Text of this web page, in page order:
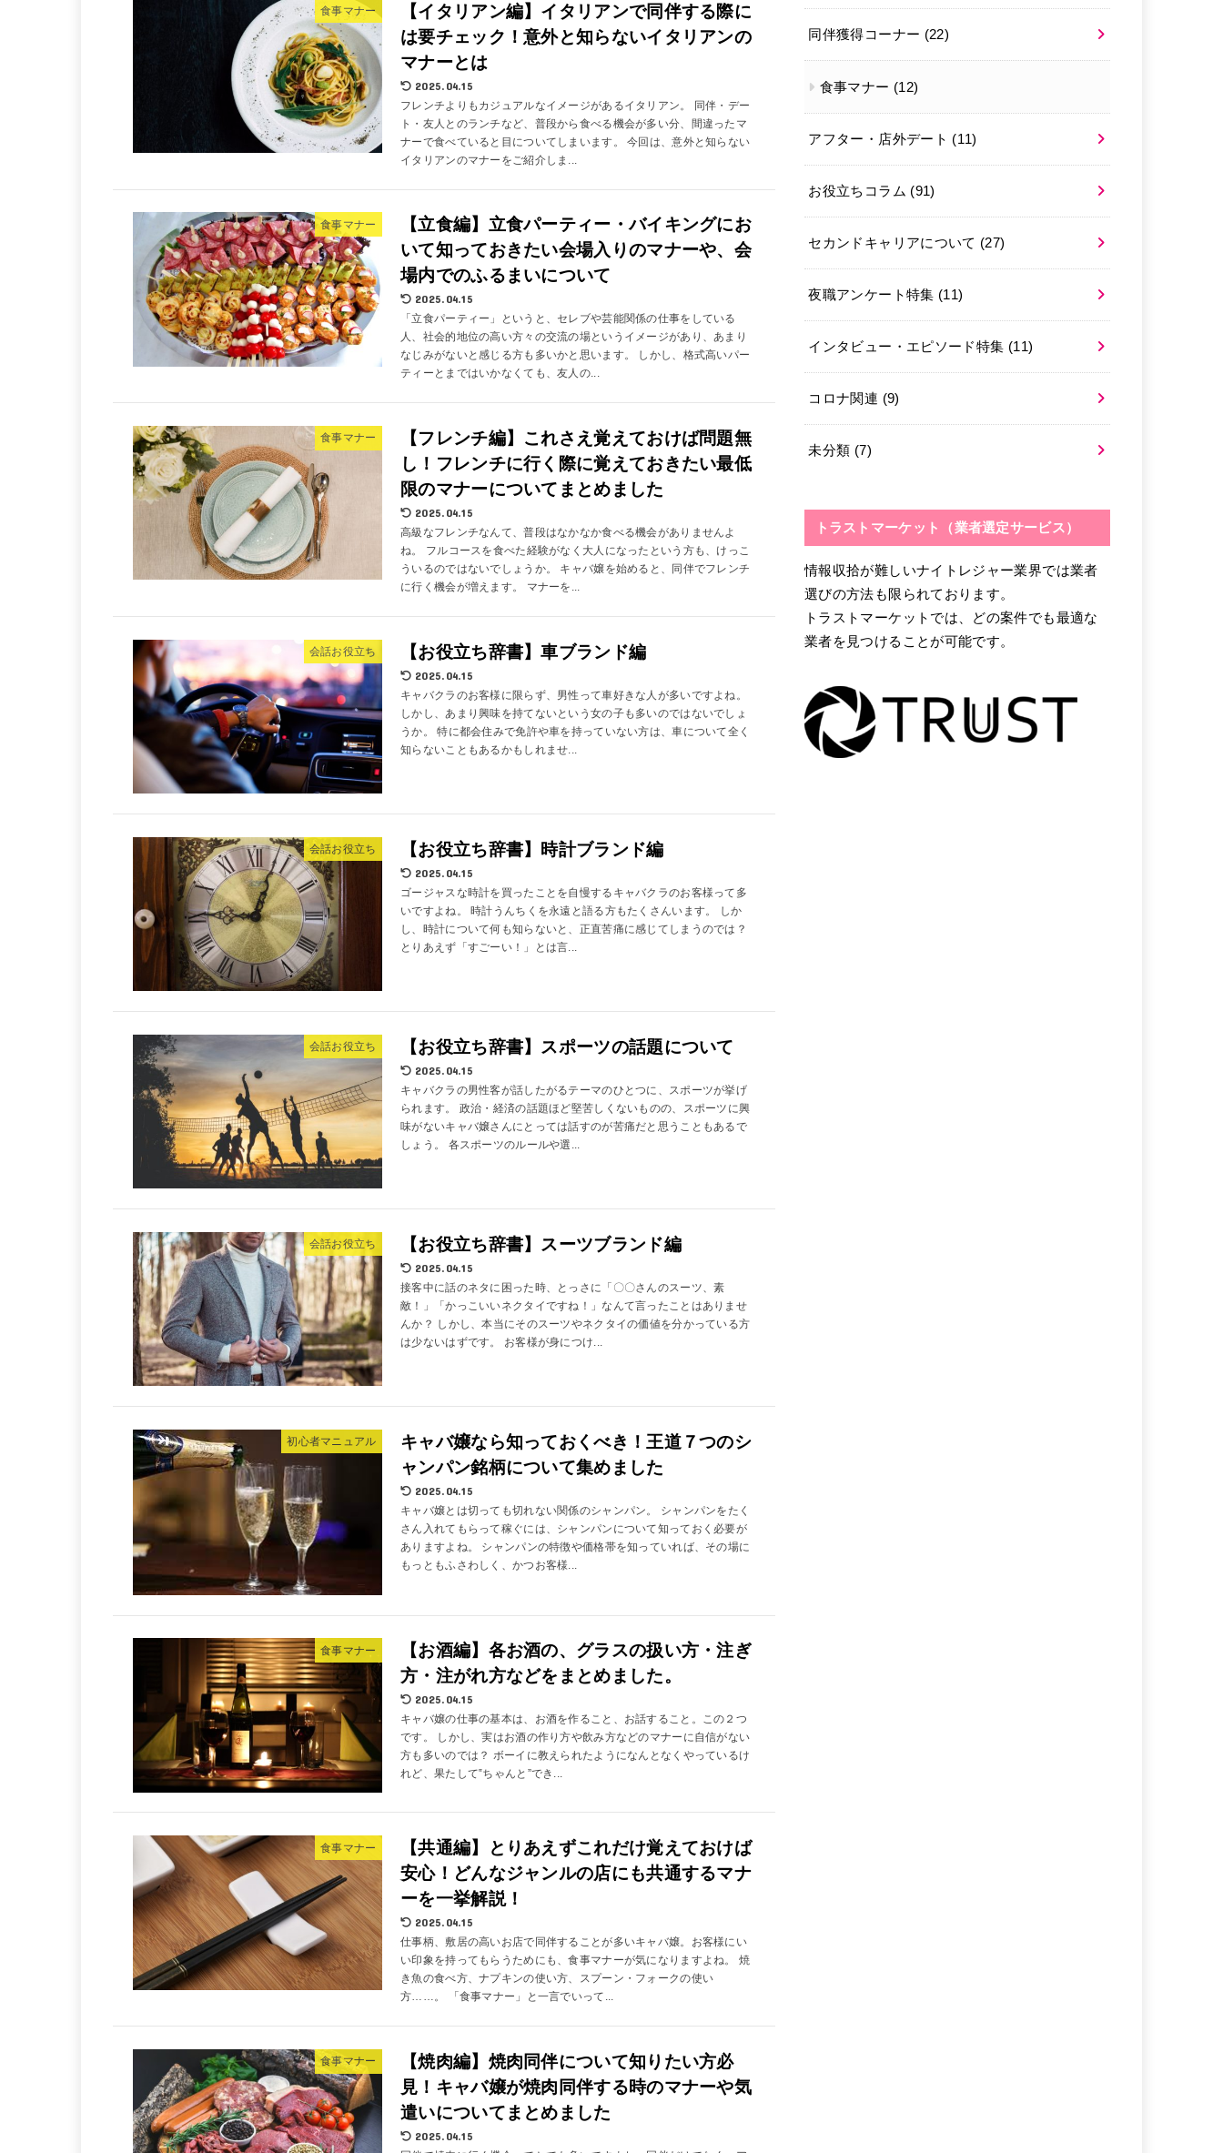
食事マナー
【イタリアン編】イタリアンで同伴する際に
は要チェック！意外と知らないイタリアンの
マナーとは
2025.04.15
フレンチよりもカジュアルなイメージがあるイタリアン。 同伴・デー
ト・友人とのランチなど、普段から食べる機会が多い分、間違ったマ
ナーで食べていると目についてしまいます。 今回は、意外と知らない
イタリアンのマナーをご紹介しま...
食事マナー
【立食編】立食パーティー・バイキングにお
いて知っておきたい会場入りのマナーや、会
場内でのふるまいについて
2025.04.15
「立食パーティー」というと、セレブや芸能関係の仕事をしている
人、社会的地位の高い方々の交流の場というイメージがあり、あまり
なじみがないと感じる方も多いかと思います。 しかし、格式高いパー
ティーとまではいかなくても、友人の...
食事マナー
【フレンチ編】これさえ覚えておけば問題無
し！フレンチに行く際に覚えておきたい最低
限のマナーについてまとめました
2025.04.15
高級なフレンチなんて、普段はなかなか食べる機会がありませんよ
ね。 フルコースを食べた経験がなく大人になったという方も、けっこ
ういるのではないでしょうか。 キャバ嬢を始めると、同伴でフレンチ
に行く機会が増えます。 マナーを...
会話お役立ち 【お役立ち辞書】車ブランド編
2025.04.15
キャバクラのお客様に限らず、男性って車好きな人が多いですよね。
しかし、あまり興味を持てないという女の子も多いのではないでしょ
うか。 特に都会住みで免許や車を持っていない方は、車について全く
知らないこともあるかもしれませ...
会話お役立ち 【お役立ち辞書】時計ブランド編
2025.04.15
ゴージャスな時計を買ったことを自慢するキャバクラのお客様って多
いですよね。 時計うんちくを永遠と語る方もたくさんいます。 しか
し、時計について何も知らないと、正直苦痛に感じてしまうのでは？
とりあえず「すごーい！」とは言...
会話お役立ち 【お役立ち辞書】スポーツの話題について
2025.04.15
キャバクラの男性客が話したがるテーマのひとつに、スポーツが挙げ
られます。 政治・経済の話題ほど堅苦しくないものの、スポーツに興
味がないキャバ嬢さんにとっては話すのが苦痛だと思うこともあるで
しょう。 各スポーツのルールや選...
会話お役立ち 【お役立ち辞書】スーツブランド編
2025.04.15
接客中に話のネタに困った時、とっさに「〇〇さんのスーツ、素
敵！」「かっこいいネクタイですね！」なんて言ったことはありませ
んか？ しかし、本当にそのスーツやネクタイの価値を分かっている方
は少ないはずです。 お客様が身につけ...
初心者マニュアル
キャバ嬢なら知っておくべき！王道７つのシ
ャンパン銘柄について集めました
2025.04.15
キャバ嬢とは切っても切れない関係のシャンパン。 シャンパンをたく
さん入れてもらって稼ぐには、シャンパンについて知っておく必要が
ありますよね。 シャンパンの特徴や価格帯を知っていれば、その場に
もっともふさわしく、かつお客様...
食事マナー
【お酒編】各お酒の、グラスの扱い方・注ぎ
方・注がれ方などをまとめました。
2025.04.15
キャバ嬢の仕事の基本は、お酒を作ること、お話すること。この２つ
です。 しかし、実はお酒の作り方や飲み方などのマナーに自信がない
方も多いのでは？ ボーイに教えられたようになんとなくやっているけ
れど、果たして‟ちゃんと”でき...
食事マナー
【共通編】とりあえずこれだけ覚えておけば
安心！どんなジャンルの店にも共通するマナ
ーを一挙解説！
2025.04.15
仕事柄、敷居の高いお店で同伴することが多いキャバ嬢。お客様にい
い印象を持ってもらうためにも、食事マナーが気になりますよね。 焼
き魚の食べ方、ナプキンの使い方、スプーン・フォークの使い
方……。 「食事マナー」と一言でいって...
食事マナー
【焼肉編】焼肉同伴について知りたい方必
見！キャバ嬢が焼肉同伴する時のマナーや気
遣いについてまとめました
2025.04.15
同伴獲得コーナー (22)
食事マナー (12)
アフター・店外デート (11)
お役立ちコラム (91)
セカンドキャリアについて (27)
夜職アンケート特集 (11)
インタビュー・エピソード特集 (11)
コロナ関連 (9)
未分類 (7)
トラストマーケット（業者選定サービス）
情報収拾が難しいナイトレジャー業界では業者
選びの方法も限られております。
トラストマーケットでは、どの案件でも最適な
業者を見つけることが可能です。